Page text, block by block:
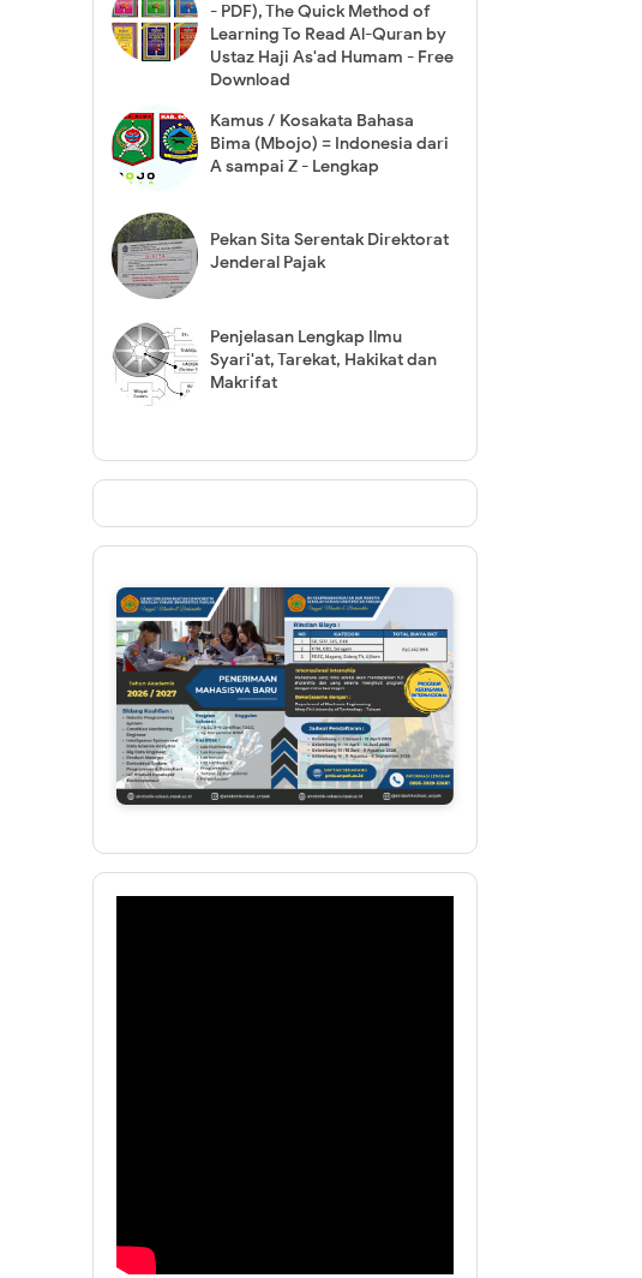
- PDF), The Quick Method of
Learning To Read Al-Quran by
Ustaz Haji As'ad Humam - Free
Download
Kamus / Kosakata Bahasa
Bima (Mbojo) = Indonesia dari
A sampai Z - Lengkap
Pekan Sita Serentak Direktorat
Jenderal Pajak
Penjelasan Lengkap Ilmu
Syari'at, Tarekat, Hakikat dan
Makrifat